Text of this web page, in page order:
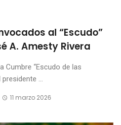
al “Escudo”
A. Amesty Rivera
Cumbre “Escudo de las
...
11 marzo 2026